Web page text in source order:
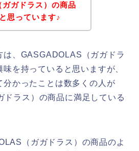
ガドラス）の商品
思っています♪
は、GASGADOLAS（ガガドラ
を持っていると思いますが、
分かったことは数多くの人が
ラス）の商品に満足している
（ガガドラス）の商品のよ